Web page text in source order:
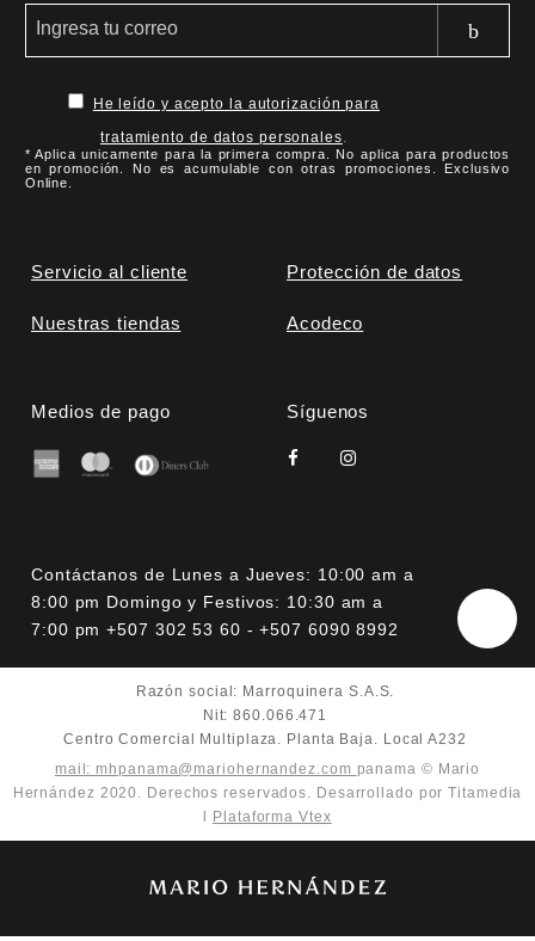
He leído y acepto la autorización para
tratamiento de datos personales.
* Aplica unicamente para la primera compra. No aplica para productos
en promoción. No es acumulable con otras promociones. Exclusivo
Online.
Servicio al cliente Protección de datos
Nuestras tiendas Acodeco
Medios de pago Síguenos
Contáctanos de Lunes a Jueves: 10:00 am a
8:00 pm Domingo y Festivos: 10:30 am a
7:00 pm +507 302 53 60 - +507 6090 8992
Razón social: Marroquinera S.A.S.
Nit: 860.066.471
Centro Comercial Multiplaza. Planta Baja. Local A232
mail: mhpanama@mariohernandez.com panama © Mario
Hernández 2020. Derechos reservados. Desarrollado por Titamedia
Plataforma Vtex